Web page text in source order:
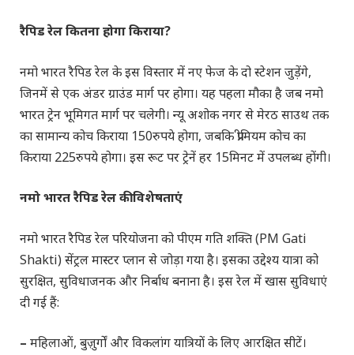
रैपिड रेल कितना होगा किराया?
नमो भारत रैपिड रेल के इस विस्तार में नए फेज के दो स्टेशन जुड़ेंगे,
जिनमें से एक अंडर ग्राउंड मार्ग पर होगा। यह पहला मौका है जब नमो
भारत ट्रेन भूमिगत मार्ग पर चलेगी। न्यू अशोक नगर से मेरठ साउथ तक
का सामान्य कोच किराया 150रुपये होगा, जबकि प्रीमियम कोच का
किराया 225रुपये होगा। इस रूट पर ट्रेनें हर 15मिनट में उपलब्ध होंगी।
नमो भारत रैपिड रेल की विशेषताएं
नमो भारत रैपिड रेल परियोजना को पीएम गति शक्ति (PM Gati
Shakti) सेंट्रल मास्टर प्लान से जोड़ा गया है। इसका उद्देश्य यात्रा को
सुरक्षित, सुविधाजनक और निर्बाध बनाना है। इस रेल में खास सुविधाएं
दी गई हैं:
– महिलाओं, बुज़ुर्गों और विकलांग यात्रियों के लिए आरक्षित सीटें।